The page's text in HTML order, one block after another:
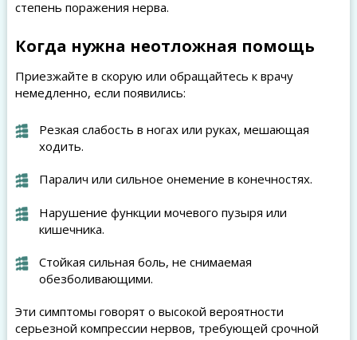
степень поражения нерва.
Когда нужна неотложная помощь
Приезжайте в скорую или обращайтесь к врачу
немедленно, если появились:
Резкая слабость в ногах или руках, мешающая
ходить.
Паралич или сильное онемение в конечностях.
Нарушение функции мочевого пузыря или
кишечника.
Стойкая сильная боль, не снимаемая
обезболивающими.
Эти симптомы говорят о высокой вероятности
серьезной компрессии нервов, требующей срочной